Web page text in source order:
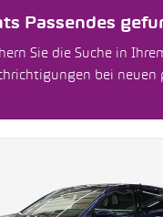
Passendes
Sie die Suche in
bei neuen